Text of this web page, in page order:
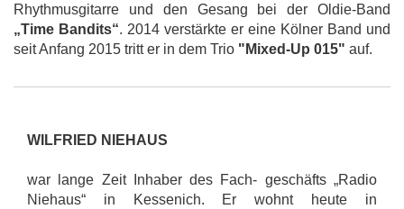
Rhythmusgitarre und den Gesang bei der Oldie-Band
„Time Bandits“. 2014 verstärkte er eine Kölner Band und
seit Anfang 2015 tritt er in dem Trio "Mixed-Up 015" auf.
WILFRIED NIEHAUS
war lange Zeit Inhaber des Fach- geschäfts „Radio
Niehaus“ in Kessenich. Er wohnt heute in